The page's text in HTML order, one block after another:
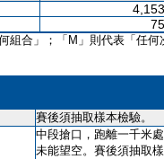
組合」；「M」則代表「任何
賽後須抽取樣本檢驗。
中段搶口，跑離一千米
未能望空。賽後須抽取